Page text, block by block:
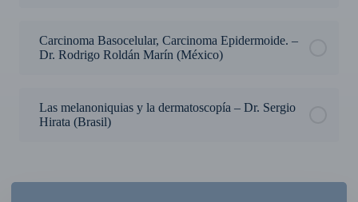
Carcinoma Basocelular, Carcinoma Epidermoide. –
Dr. Rodrigo Roldán Marín (México)
Las melanoniquias y la dermatoscopía – Dr. Sergio
Hirata (Brasil)